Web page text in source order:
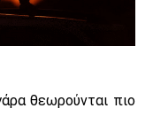
θεωρούνται πιο